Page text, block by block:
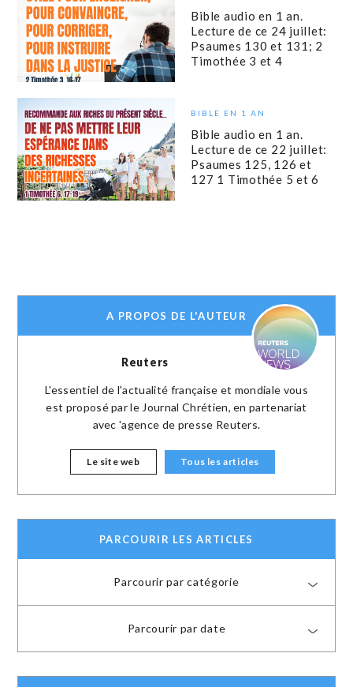
Bible audio en 1 an.
Lecture de ce 24 juillet:
Psaumes 130 et 131; 2
Timothée 3 et 4
BIBLE EN 1 AN
Bible audio en 1 an.
Lecture de ce 22 juillet:
Psaumes 125, 126 et
127 1 Timothée 5 et 6
A PROPOS DE L'AUTEUR
Reuters
L'essentiel de l'actualité française et mondiale vous
est proposé par le Journal Chrétien, en partenariat
avec 'agence de presse Reuters.
Le site web Tous les articles
PARCOURIR LES ARTICLES
Parcourir par catégorie
Parcourir par date